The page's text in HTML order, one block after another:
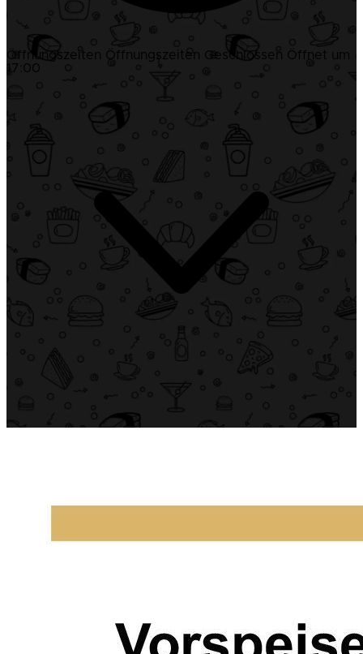
Öffnungszeiten Öffnungszeiten Geschlossen Öffnet um
17:00